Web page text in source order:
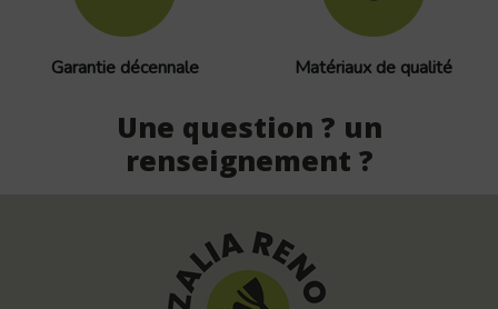
Garantie décennale Matériaux de qualité
Une question ? un
renseignement ?